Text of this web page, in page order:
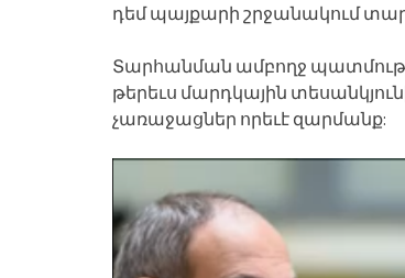
դեմ պայքարի շրջանակում
Տարհանման ամբողջ
թերեւս մարդկային
չառաջացներ որեւէ զարմանք: